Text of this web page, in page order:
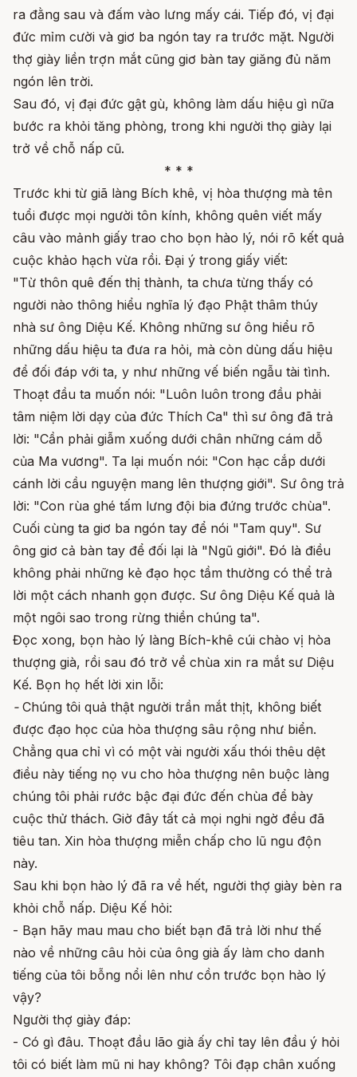
ra đằng sau và đấm vào lưng mấy cái. Tiếp đó, vị đại
đức mỉm cười và giơ ba ngón tay ra trước mặt. Người
thợ giày liền trợn mắt cũng giơ bàn tay giăng đủ năm
ngón lên trời.
Sau đó, vị đại đức gật gù, không làm dấu hiệu gì nữa
bước ra khỏi tăng phòng, trong khi người thọ giày lại
trở về chỗ nấp cũ.
* * *
Trước khi từ giã làng Bích khê, vị hòa thượng mà tên
tuổi được mọi người tôn kính, không quên viết mấy
câu vào mảnh giấy trao cho bọn hào lý, nói rõ kết quả
cuộc khảo hạch vừa rồi. Đại ý trong giấy viết:
"Từ thôn quê đến thị thành, ta chưa từng thấy có
người nào thông hiểu nghĩa lý đạo Phật thâm thúy
nhà sư ông Diệu Kế. Không những sư ông hiểu rõ
những dấu hiệu ta đưa ra hỏi, mà còn dùng dấu hiệu
để đối đáp với ta, y như những vế biến ngẫu tài tình.
Thoạt đầu ta muốn nói: "Luôn luôn trong đầu phải
tâm niệm lời dạy của đức Thích Ca" thì sư ông đã trả
lời: "Cần phải giẫm xuống dưới chân những cám dỗ
của Ma vương". Ta lại muốn nói: "Con hạc cắp dưới
cánh lời cầu nguyện mang lên thượng giới". Sư ông trả
lời: "Con rùa ghé tấm lưng đội bia đứng trước chùa".
Cuối cùng ta giơ ba ngón tay để nói "Tam quy". Sư
ông giơ cả bàn tay để đối lại là "Ngũ giới". Đó là điều
không phải những kẻ đạo học tầm thường có thể trả
lời một cách nhanh gọn được. Sư ông Diệu Kế quả là
một ngôi sao trong rừng thiền chúng ta".
Đọc xong, bọn hào lý làng Bích-khê cúi chào vị hòa
thượng già, rồi sau đó trở về chùa xin ra mắt sư Diệu
Kế. Bọn họ hết lời xin lỗi:
- Chúng tôi quả thật người trần mắt thịt, không biết
được đạo học của hòa thượng sâu rộng như biển.
Chẳng qua chỉ vì có một vài người xấu thói thêu dệt
điều này tiếng nọ vu cho hòa thượng nên buộc làng
chúng tôi phải rước bậc đại đức đến chùa để bày
cuộc thử thách. Giờ đây tất cả mọi nghi ngờ đều đã
tiêu tan. Xin hòa thượng miễn chấp cho lũ ngu độn
này.
Sau khi bọn hào lý đã ra về hết, người thợ giày bèn ra
khỏi chỗ nấp. Diệu Kế hỏi:
- Bạn hãy mau mau cho biết bạn đã trả lời như thế
nào về những câu hỏi của ông già ấy làm cho danh
tiếng của tôi bỗng nổi lên như cồn trước bọn hào lý
vậy?
Người thợ giày đáp:
- Có gì đâu. Thoạt đầu lão già ấy chỉ tay lên đầu ý hỏi
tôi có biết làm mũ ni hay không? Tôi đạp chân xuống